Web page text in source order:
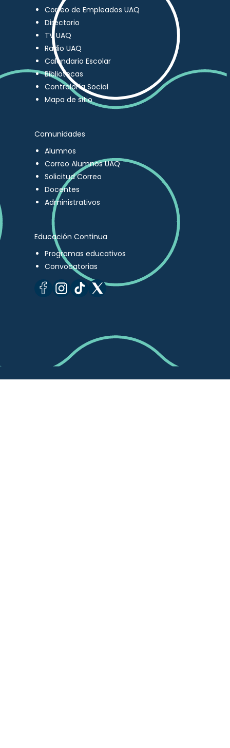
Correo de Empleados UAQ
Directorio
TV UAQ
Radio UAQ
Calendario Escolar
Bibliotecas
Contraloría Social
Mapa de sitio
Comunidades
Alumnos
Correo Alumnos UAQ
Solicitud Correo
Docentes
Administrativos
Educación Continua
Programas educativos
Convocatorias